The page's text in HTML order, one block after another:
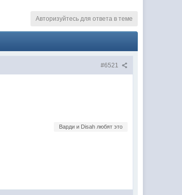
Авторизуйтесь для ответа в теме
#6521
Варди и Disah любят это